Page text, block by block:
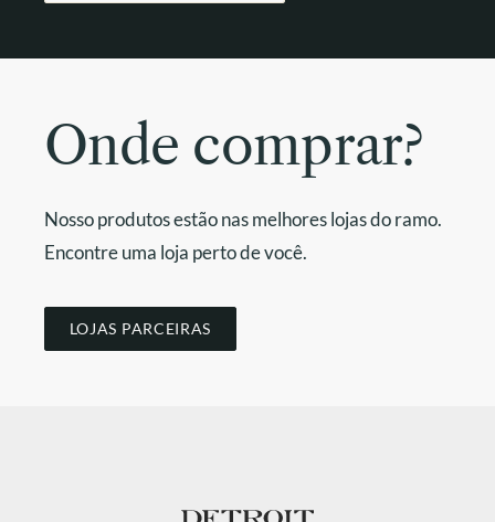
Onde comprar?
Nosso produtos estão nas melhores lojas do ramo.
Encontre uma loja perto de você.
LOJAS PARCEIRAS